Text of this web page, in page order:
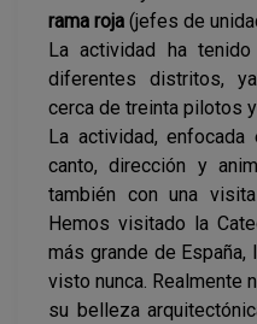
rama roja (jefes de
La actividad ha
diferentes distritos,
cerca de treinta pilotos
La actividad,
canto, dirección y
también con una
Hemos visitado la
más grande de España,
visto nunca. Realmente
su belleza